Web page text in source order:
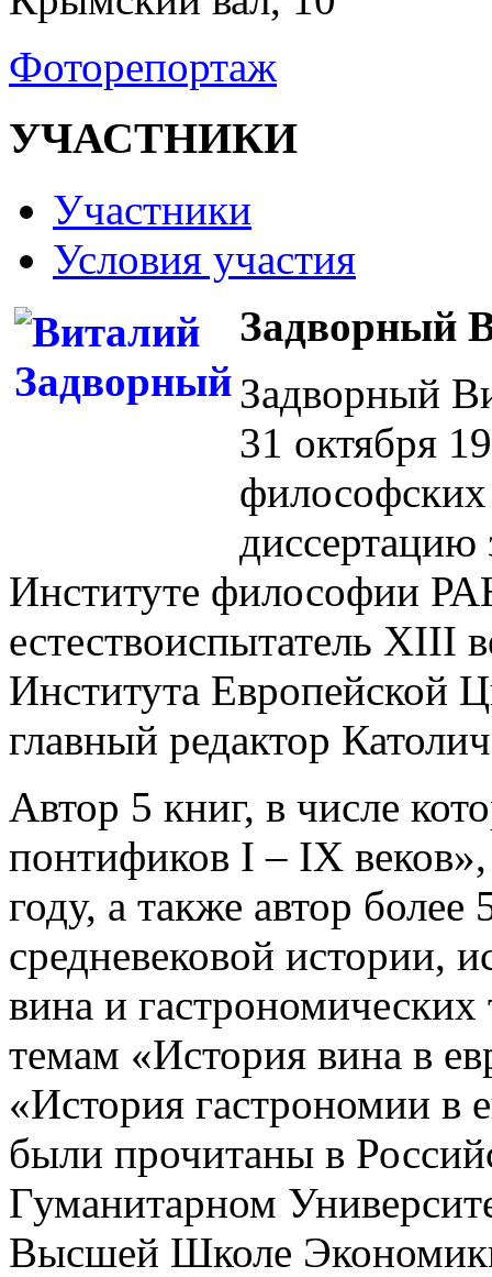
Фоторепортаж
УЧАСТНИКИ
Участники
Условия участия
Задворный
Задворный
31 октября
диссертацию
Институте философии
естествоиспытатель XIII
Института Европейской
главный редактор
Автор 5 книг, в числе
понтификов I – IX
году, а также автор
средневековой истории,
вина и
темам «История вина в
«История гастрономии в
были прочитаны в
Гуманитарном
Высшей Школе